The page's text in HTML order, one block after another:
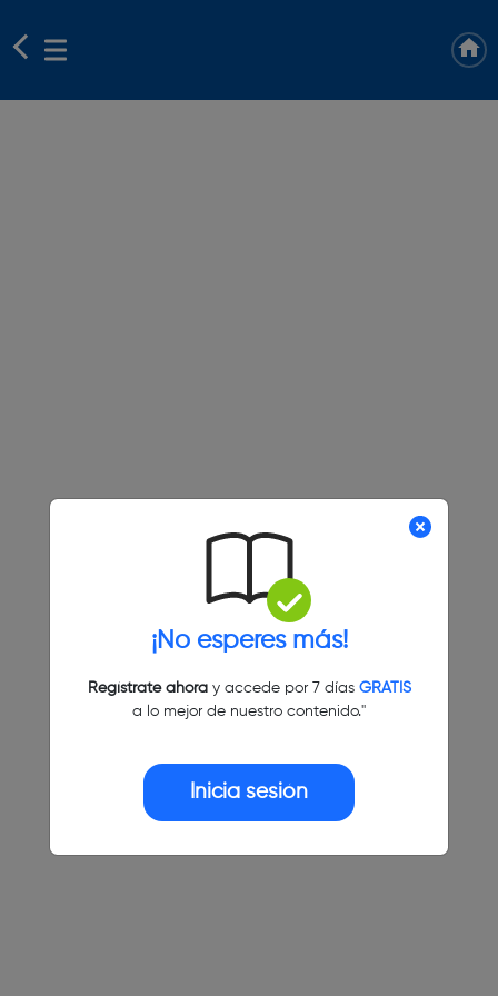
¡No esperes más!
Regístrate ahoray accede por 7 días GRATIS
a lo mejor de nuestro contenido."
Inicia sesión